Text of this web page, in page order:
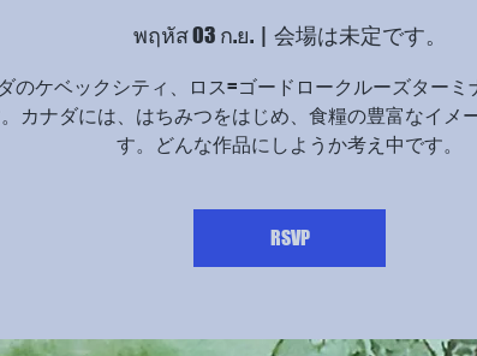
พฤหัส 03 ก.ย.
  |
会場は未定です。
のケベックシティ、ロス=ゴードロークルーズターミ
カナダには、はちみつをはじめ、食糧の豊富なイメ
す。どんな作品にしようか考え中です。
RSVP